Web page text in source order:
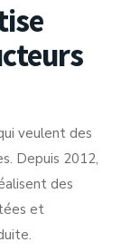
veulent des
Depuis 2012,
des
et